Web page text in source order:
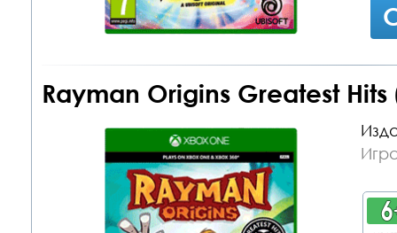
Rayman Origins Greatest